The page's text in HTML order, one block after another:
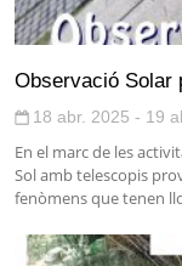
Observació Solar
18 abr. 2025 - 19
En el marc de les
Sol amb telescopis
fenòmens que tenen